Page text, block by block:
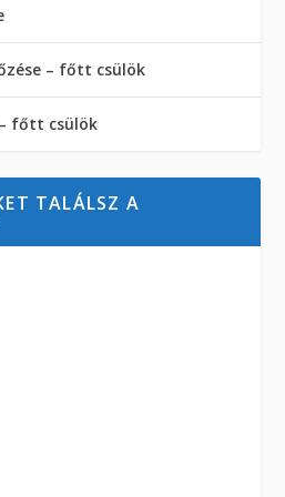
– főtt csülök
főtt csülök
TALÁLSZ A